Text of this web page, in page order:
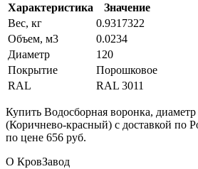
Характеристика
Значение
Вес, кг
0.9317322
Объем, м3
0.0234
Диаметр
120
Покрытие
Порошковое
RAL
RAL 3011
Купить Водосборная воронка,
(Коричнево-красный) с доставкой по
по цене 656 руб.
О КровЗавод